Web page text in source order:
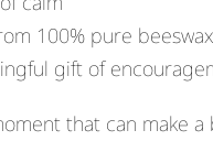
100% pure beeswax
gift of
that can make a